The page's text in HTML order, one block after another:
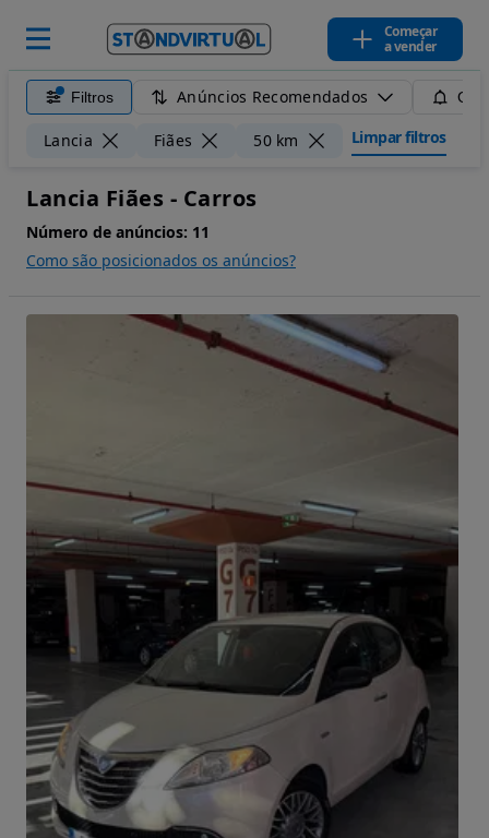
Começar
a vender
Filtros Anúncios Recomendados
Lancia Fiães 50 km Limpar filtros
Lancia Fiães - Carros
Número de anúncios: 11
Como são posicionados os anúncios?